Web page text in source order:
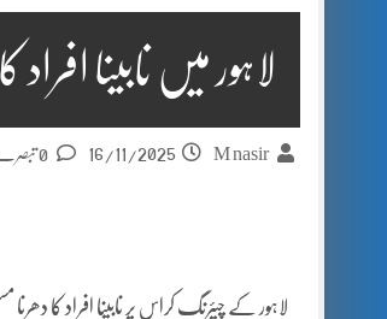
لاہور میں نابینا
M nasir
16/11/2025
لاہور کے چیئرنگ کراس پر نابینا افراد کا